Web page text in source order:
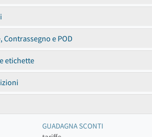
Contrassegno e POD
etichette
GUADAGNA SCONTI